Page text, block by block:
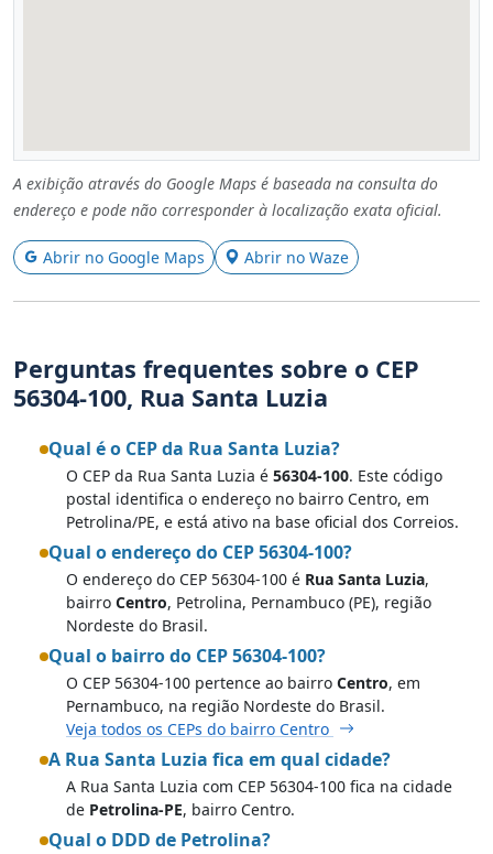
A exibição através do Google Maps é baseada na consulta do
endereço e pode não corresponder à localização exata oficial.
Abrir no Google Maps Abrir no Waze
Perguntas frequentes sobre o CEP
56304-100, Rua Santa Luzia
Qual é o CEP da Rua Santa Luzia?
O CEP da Rua Santa Luzia é 56304-100. Este código
postal identifica o endereço no bairro Centro, em
Petrolina/PE, e está ativo na base oficial dos Correios.
Qual o endereço do CEP 56304-100?
O endereço do CEP 56304-100 é Rua Santa Luzia,
bairro Centro, Petrolina, Pernambuco (PE), região
Nordeste do Brasil.
Qual o bairro do CEP 56304-100?
O CEP 56304-100 pertence ao bairro Centro, em
Pernambuco, na região Nordeste do Brasil.
Veja todos os CEPs do bairro Centro
A Rua Santa Luzia fica em qual cidade?
A Rua Santa Luzia com CEP 56304-100 fica na cidade
de Petrolina-PE, bairro Centro.
Qual o DDD de Petrolina?